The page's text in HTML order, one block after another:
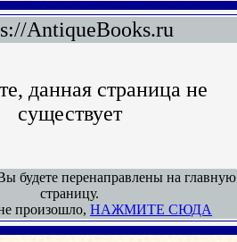
AntiqueBooks.ru
данная страница не
существует
будете перенаправлены на главную
страницу.
произошло, НАЖМИТЕ СЮДА